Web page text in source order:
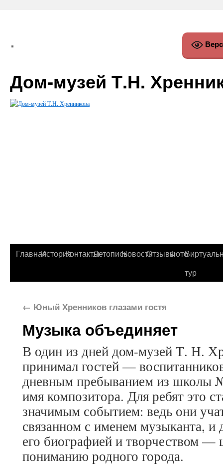
Дом-музей Т.Н.
ГлавнаяИсторияКонтактыЛетописьНовостиОтзывыФото
тур
← Юный Хренников глазами гостя
Музыка объединяет
В один из дней дом-музей Т. Н.
принимал гостей —
дневным пребыванием из школы
имя композитора. Для ребят это
значимым событием: ведь они
связанном с именем музыканта, и
его биографией и творчеством —
пониманию родного города.